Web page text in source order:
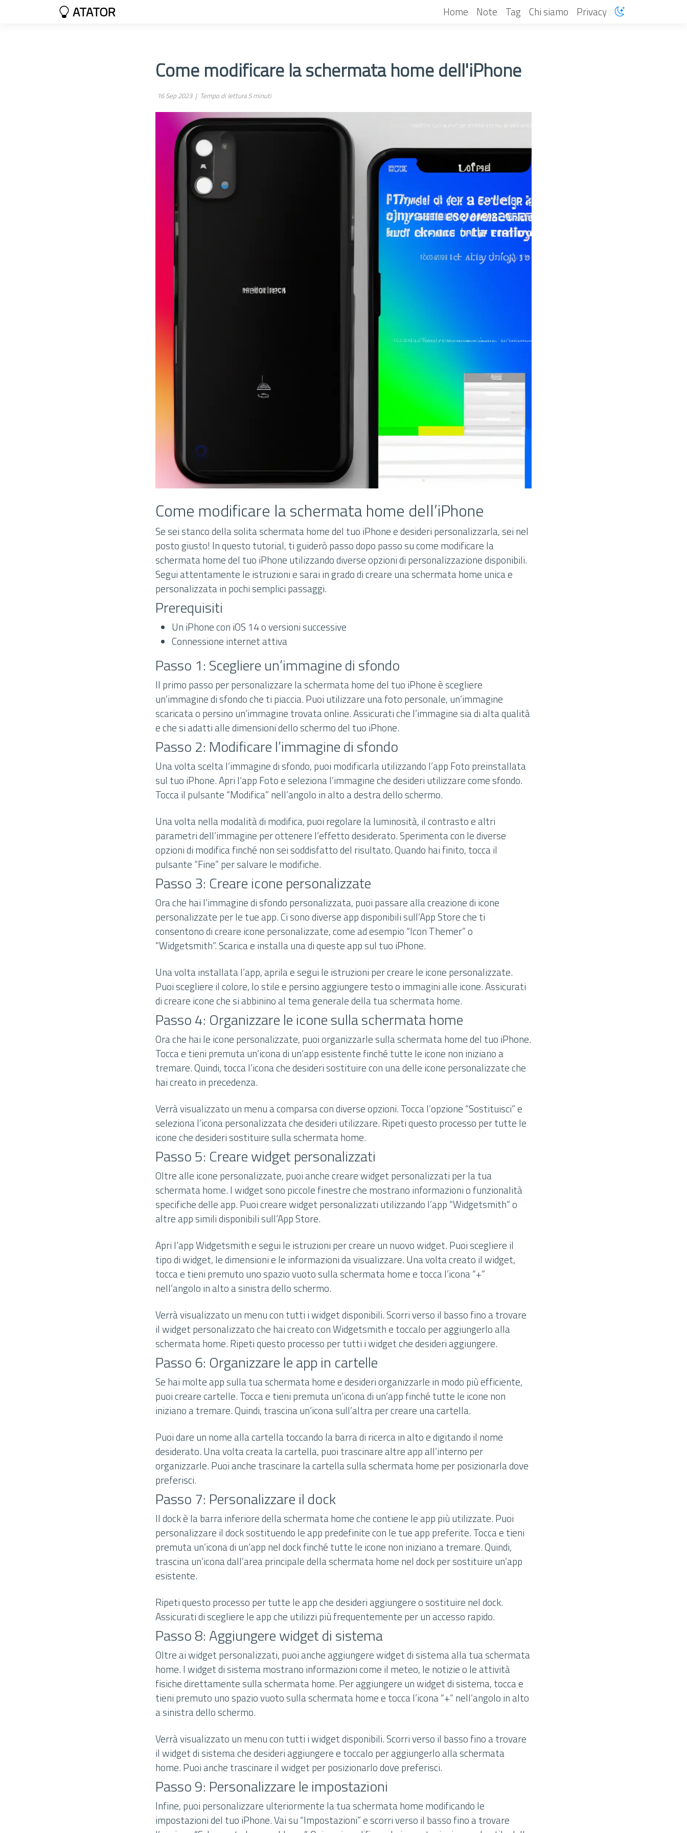
ATATOR Home Note Tag Chi siamo Privacy
Come modificare la schermata home dell'iPhone
16 Sep 2023 | Tempo di lettura 5 minuti
Come modificare la schermata home dell’iPhone
Se sei stanco della solita schermata home del tuo iPhone e desideri personalizzarla, sei nel
posto giusto! In questo tutorial, ti guiderò passo dopo passo su come modificare la
schermata home del tuo iPhone utilizzando diverse opzioni di personalizzazione disponibili.
Segui attentamente le istruzioni e sarai in grado di creare una schermata home unica e
personalizzata in pochi semplici passaggi.
Prerequisiti
Un iPhone con iOS 14 o versioni successive
Connessione internet attiva
Passo 1: Scegliere un’immagine di sfondo
Il primo passo per personalizzare la schermata home del tuo iPhone è scegliere
un’immagine di sfondo che ti piaccia. Puoi utilizzare una foto personale, un’immagine
scaricata o persino un’immagine trovata online. Assicurati che l’immagine sia di alta qualità
e che si adatti alle dimensioni dello schermo del tuo iPhone.
Passo 2: Modificare l’immagine di sfondo
Una volta scelta l’immagine di sfondo, puoi modificarla utilizzando l’app Foto preinstallata
sul tuo iPhone. Apri l’app Foto e seleziona l’immagine che desideri utilizzare come sfondo.
Tocca il pulsante “Modifica” nell’angolo in alto a destra dello schermo.
Una volta nella modalità di modifica, puoi regolare la luminosità, il contrasto e altri
parametri dell’immagine per ottenere l’effetto desiderato. Sperimenta con le diverse
opzioni di modifica finché non sei soddisfatto del risultato. Quando hai finito, tocca il
pulsante “Fine” per salvare le modifiche.
Passo 3: Creare icone personalizzate
Ora che hai l’immagine di sfondo personalizzata, puoi passare alla creazione di icone
personalizzate per le tue app. Ci sono diverse app disponibili sull’App Store che ti
consentono di creare icone personalizzate, come ad esempio “Icon Themer” o
“Widgetsmith”. Scarica e installa una di queste app sul tuo iPhone.
Una volta installata l’app, aprila e segui le istruzioni per creare le icone personalizzate.
Puoi scegliere il colore, lo stile e persino aggiungere testo o immagini alle icone. Assicurati
di creare icone che si abbinino al tema generale della tua schermata home.
Passo 4: Organizzare le icone sulla schermata home
Ora che hai le icone personalizzate, puoi organizzarle sulla schermata home del tuo iPhone.
Tocca e tieni premuta un’icona di un’app esistente finché tutte le icone non iniziano a
tremare. Quindi, tocca l’icona che desideri sostituire con una delle icone personalizzate che
hai creato in precedenza.
Verrà visualizzato un menu a comparsa con diverse opzioni. Tocca l’opzione “Sostituisci” e
seleziona l’icona personalizzata che desideri utilizzare. Ripeti questo processo per tutte le
icone che desideri sostituire sulla schermata home.
Passo 5: Creare widget personalizzati
Oltre alle icone personalizzate, puoi anche creare widget personalizzati per la tua
schermata home. I widget sono piccole finestre che mostrano informazioni o funzionalità
specifiche delle app. Puoi creare widget personalizzati utilizzando l’app “Widgetsmith” o
altre app simili disponibili sull’App Store.
Apri l’app Widgetsmith e segui le istruzioni per creare un nuovo widget. Puoi scegliere il
tipo di widget, le dimensioni e le informazioni da visualizzare. Una volta creato il widget,
tocca e tieni premuto uno spazio vuoto sulla schermata home e tocca l’icona “+”
nell’angolo in alto a sinistra dello schermo.
Verrà visualizzato un menu con tutti i widget disponibili. Scorri verso il basso fino a trovare
il widget personalizzato che hai creato con Widgetsmith e toccalo per aggiungerlo alla
schermata home. Ripeti questo processo per tutti i widget che desideri aggiungere.
Passo 6: Organizzare le app in cartelle
Se hai molte app sulla tua schermata home e desideri organizzarle in modo più efficiente,
puoi creare cartelle. Tocca e tieni premuta un’icona di un’app finché tutte le icone non
iniziano a tremare. Quindi, trascina un’icona sull’altra per creare una cartella.
Puoi dare un nome alla cartella toccando la barra di ricerca in alto e digitando il nome
desiderato. Una volta creata la cartella, puoi trascinare altre app all’interno per
organizzarle. Puoi anche trascinare la cartella sulla schermata home per posizionarla dove
preferisci.
Passo 7: Personalizzare il dock
Il dock è la barra inferiore della schermata home che contiene le app più utilizzate. Puoi
personalizzare il dock sostituendo le app predefinite con le tue app preferite. Tocca e tieni
premuta un’icona di un’app nel dock finché tutte le icone non iniziano a tremare. Quindi,
trascina un’icona dall’area principale della schermata home nel dock per sostituire un’app
esistente.
Ripeti questo processo per tutte le app che desideri aggiungere o sostituire nel dock.
Assicurati di scegliere le app che utilizzi più frequentemente per un accesso rapido.
Passo 8: Aggiungere widget di sistema
Oltre ai widget personalizzati, puoi anche aggiungere widget di sistema alla tua schermata
home. I widget di sistema mostrano informazioni come il meteo, le notizie o le attività
fisiche direttamente sulla schermata home. Per aggiungere un widget di sistema, tocca e
tieni premuto uno spazio vuoto sulla schermata home e tocca l’icona “+” nell’angolo in alto
a sinistra dello schermo.
Verrà visualizzato un menu con tutti i widget disponibili. Scorri verso il basso fino a trovare
il widget di sistema che desideri aggiungere e toccalo per aggiungerlo alla schermata
home. Puoi anche trascinare il widget per posizionarlo dove preferisci.
Passo 9: Personalizzare le impostazioni
Infine, puoi personalizzare ulteriormente la tua schermata home modificando le
impostazioni del tuo iPhone. Vai su “Impostazioni” e scorri verso il basso fino a trovare